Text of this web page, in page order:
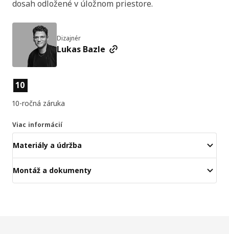
dosah odložené v úložnom priestore.
Dizajnér
Lukas Bazle
Vlastnosti výrobku
10
10-ročná záruka
Viac informácií
Materiály a údržba
Montáž a dokumenty